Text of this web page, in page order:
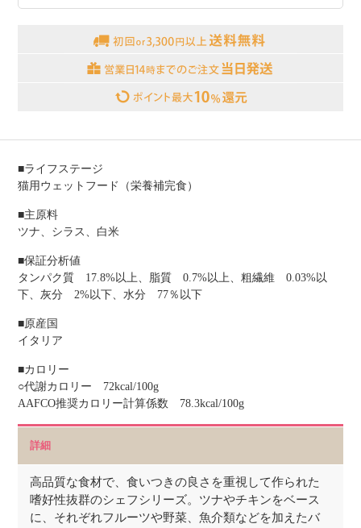
■ライフステージ
猫用ウェットフード（栄養補完食）
■主原料
ツナ、シラス、白米
■保証分析値
タンパク質 17.8%以上、脂質 0.7%以上、粗繊維 0.03%以
下、灰分 2%以下、水分 77％以下
■原産国
イタリア
■カロリー
○代謝カロリー 72kcal/100g
AAFCO推奨カロリー計算係数 78.3kcal/100g
詳細
高品質な食材で、食いつきの良さを重視して作られた
嗜好性抜群のシェフシリーズ。ツナやチキンをベース
に、それぞれフルーツや野菜、魚介類などを加えたバ